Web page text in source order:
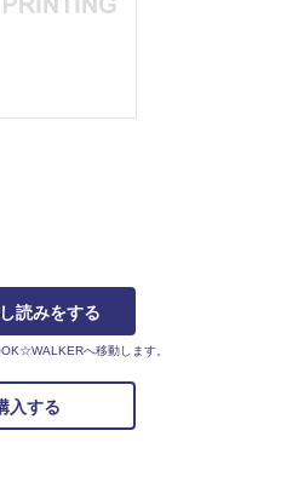
読みをする
へ移動します。
入する